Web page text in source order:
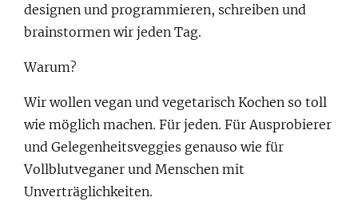
designen und programmieren, schreiben und
brainstormen wir jeden Tag.
Warum?
Wir wollen vegan und vegetarisch Kochen so toll
wie möglich machen. Für jeden. Für Ausprobierer
und Gelegenheitsveggies genauso wie für
Vollblutveganer und Menschen mit
Unverträglichkeiten.